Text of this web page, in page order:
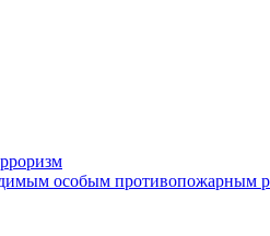
особым противопожарным